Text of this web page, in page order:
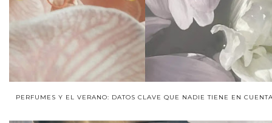
PERFUMES Y EL VERANO: DATOS CLAVE QUE NADIE TIENE EN